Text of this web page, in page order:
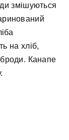
змішуються
на хліб,
Канапе